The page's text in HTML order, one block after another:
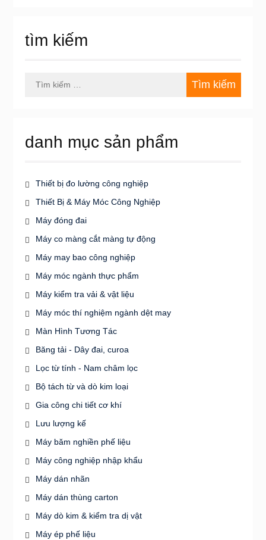
tìm kiếm
kiếm
danh mục sản phẩm
Thiết bị đo lường công nghiệp
Thiết Bị & Máy Móc Công Nghiệp
Máy đóng đai
Máy co màng cắt màng tự động
Máy may bao công nghiệp
Máy móc ngành thực phẩm
Máy kiểm tra vải & vật liệu
Máy móc thí nghiệm ngành dệt may
Màn Hình Tương Tác
Băng tải - Dây đai, curoa
Lọc từ tính - Nam châm lọc
Bộ tách từ và dò kim loại
Gia công chi tiết cơ khí
Lưu lượng kế
Máy băm nghiền phế liệu
Máy công nghiệp nhập khẩu
Máy dán nhãn
Máy dán thùng carton
Máy dò kim & kiểm tra dị vật
Máy ép phế liệu